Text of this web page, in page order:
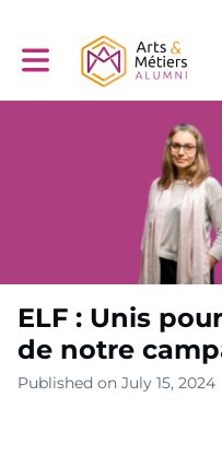
Toggle main navigation
ELF : Unis
de notre
Published on July 15, 2024